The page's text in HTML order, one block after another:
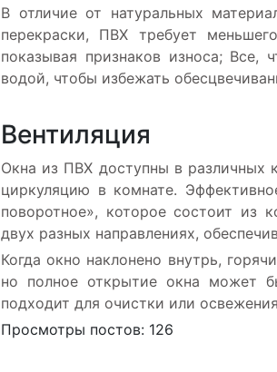
В отличие от натуральных
перекраски, ПВХ требует
показывая признаков износа;
водой, чтобы избежать
Вентиляция
Окна из ПВХ доступны в различных
циркуляцию в комнате.
поворотное», которое состоит из
двух разных направлениях,
Когда окно наклонено внутрь,
но полное открытие окна может
подходит для очистки или
Просмотры постов: 126